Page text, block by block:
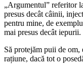
„Argumentul” referitor
presus decât câinii,
pentru mine, de
mai presus decât iepurii.
Să protejăm puii de om,
rațiune, dacă tot o